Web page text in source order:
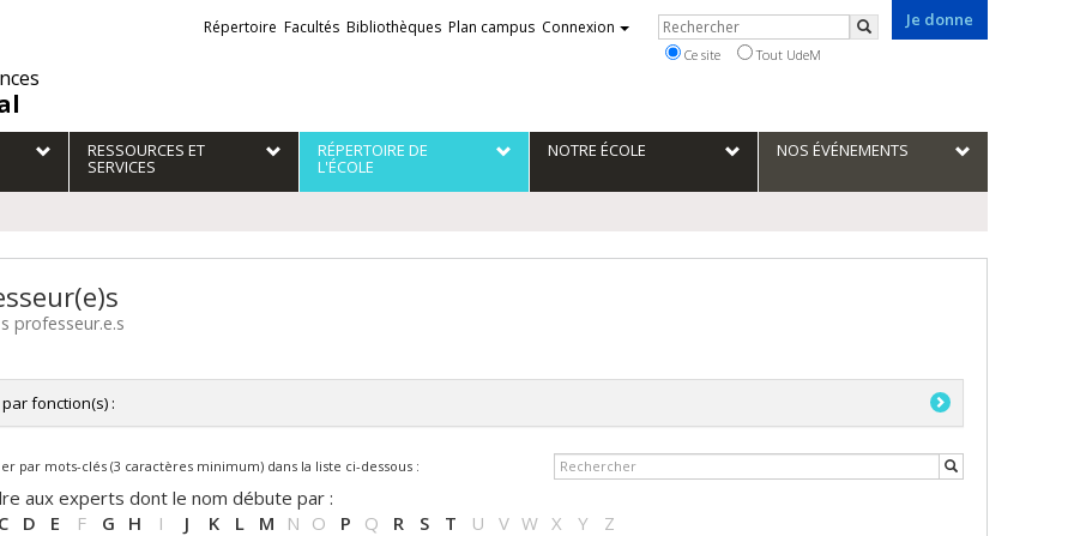
Je donne
Liens
externes
Répertoire Facultés Bibliothèques Plan campus Connexion Rechercher
Rechercher
Ce site Tout UdeM
RESSOURCES ET
SERVICES
RÉPERTOIRE DE
L'ÉCOLE
NOTRE ÉCOLE NOS ÉVÉNEMENTS
professeur.e.s
fonction(s) :
de département / Directeur de département
adjointe / Professeur adjoint
agrégée / Professeur agrégé
par mots-clés (3 caractères minimum) dans la liste ci-dessous :
aux experts dont le nom débute par :
D E F G H I J K L M N O P Q R S T U V W X Y Z